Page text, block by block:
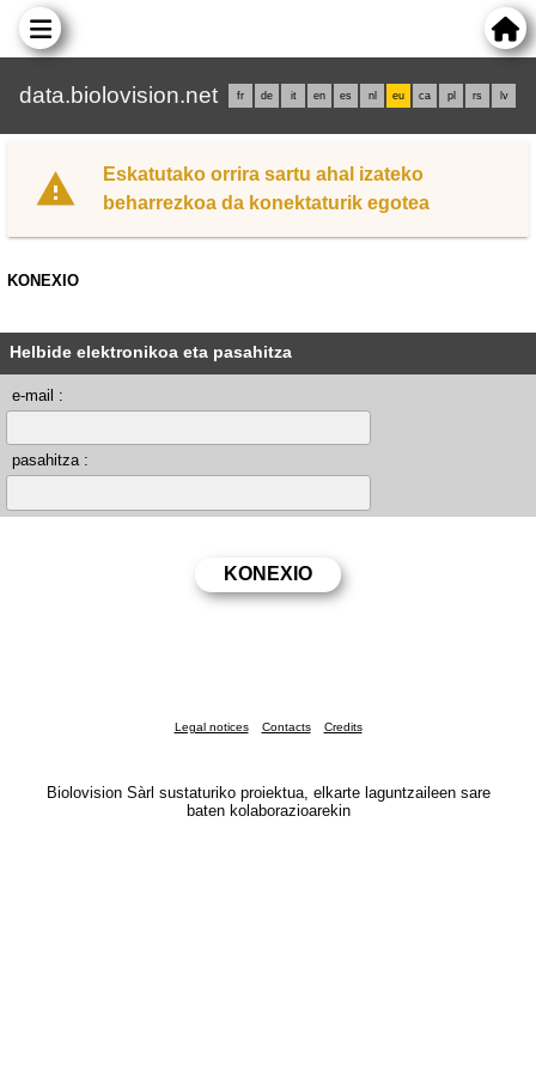
data.biolovision.net fr de it en es nl eu ca pl rs lv
Eskatutako orrira sartu ahal izateko
beharrezkoa da konektaturik egotea
KONEXIO
Helbide elektronikoa eta pasahitza
e-mail :
pasahitza :
Legal notices Contacts Credits
Biolovision Sàrl sustaturiko proiektua, elkarte laguntzaileen sare
baten kolaborazioarekin